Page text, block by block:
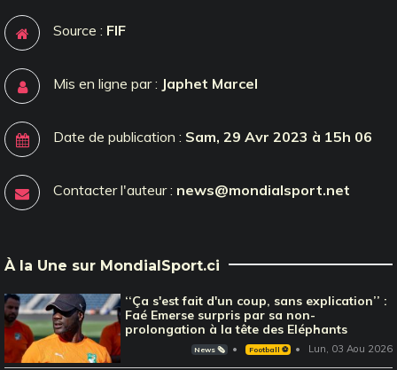
Source : FIF
Mis en ligne par : Japhet Marcel
Date de publication : Sam, 29 Avr 2023 à 15h 06
Contacter l'auteur : news@mondialsport.net
À la Une sur MondialSport.ci
‘‘Ça s'est fait d'un coup, sans explication’’ :
Faé Emerse surpris par sa non-
prolongation à la tête des Eléphants
News 🗞️ Football ⚽️ Lun, 03 Aou 2026